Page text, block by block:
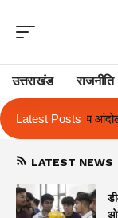
उत्तराखंड राजनीति
Latest Posts
के परिचय पत्र में
LATEST NEWS